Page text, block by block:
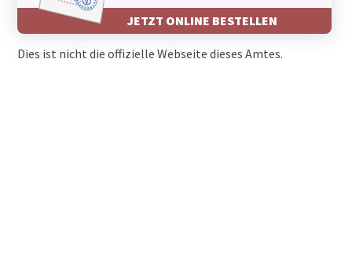
JETZT ONLINE BESTELLEN
Dies ist nicht die offizielle Webseite dieses Amtes.